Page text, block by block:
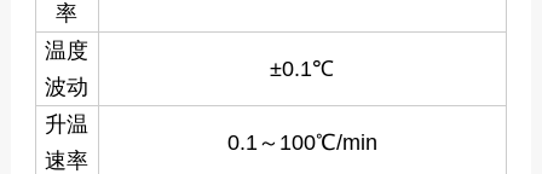
率
温度
波动
±0.1℃
升温
速率
0.1～100℃/min